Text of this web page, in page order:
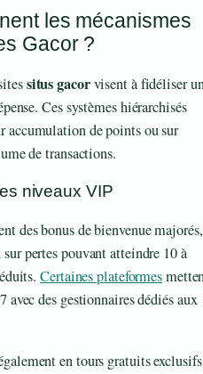
les mécanismes
Gacor ?
situs gacorvisent à fidéliser
Ces systèmes hiérarchisés
accumulation de points ou sur
de transactions.
niveaux VIP
des bonus de bienvenue majorés,
sur pertes pouvant atteindre 10 à
Certaines plateformes
des gestionnaires dédiés aux
en tours gratuits exclusifs